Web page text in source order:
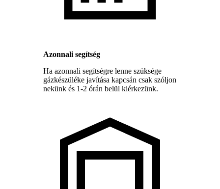
Azonnali segítség
Ha azonnali segítségre lenne szüksége
gázkészüléke javítása kapcsán csak szóljon
nekünk és 1-2 órán belül kiérkezünk.